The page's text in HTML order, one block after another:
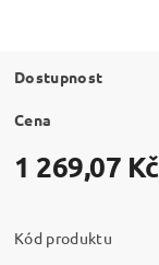
Dostupnost
Cena
1 269,07 Kč
Kód produktu